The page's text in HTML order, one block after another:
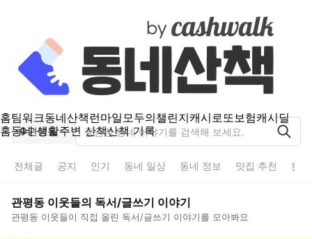
홈팀워크동네산책런마일모두의챌린지캐시로또보험캐시딜
홈동네 생활주변 산책산책 기록
관평동
전체글 공지 인기 동네 일상 동네 정보 맛집 추천 분
관평동 이웃들의 독서/글쓰기 이야기
관평동 이웃들이 직접 올린 독서/글쓰기 이야기를 모아봐요